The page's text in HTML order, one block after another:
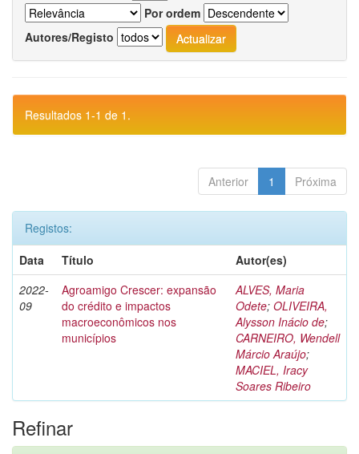
Por ordem
Autores/Registo
Resultados 1-1 de 1.
Anterior 1 Próxima
Registos:
Data
Título
Autor(es)
2022-
09
Agroamigo Crescer: expansão
do crédito e impactos
macroeconômicos nos
municípios
ALVES, Maria
Odete; OLIVEIRA,
Alysson Inácio de;
CARNEIRO, Wendell
Márcio Araújo;
MACIEL, Iracy
Soares Ribeiro
Refinar